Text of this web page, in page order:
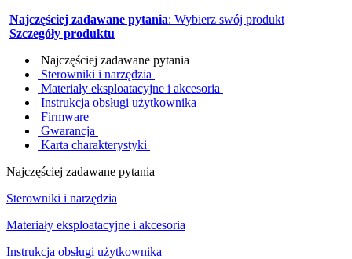
Najczęściej zadawane pytania: Wybierz swój produkt
Szczegóły produktu
Najczęściej zadawane pytania
Sterowniki i narzędzia
Materiały eksploatacyjne i akcesoria
Instrukcja obsługi użytkownika
Firmware
Gwarancja
Karta charakterystyki
Najczęściej zadawane pytania
Sterowniki i narzędzia
Materiały eksploatacyjne i akcesoria
Instrukcja obsługi użytkownika